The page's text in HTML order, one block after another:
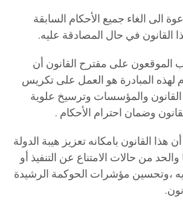
الى الغاء جميع الأحكام السابقة
القانون في حال المصادقة عليه.
الموقعون على مقترح القانون أن
لهذه المبادرة هو العمل على تكريس
القانون والمؤسسات وترسيخ علوية
وضمان احترام الأحكام .
هذا القانون بامكانه تعزيز هيبة الدولة
من حالات الامتناع عن التنفيذ أو
،وتحسين مؤشرات الحوكمة الرشيدة